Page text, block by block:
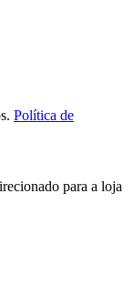
Política de
para a loja